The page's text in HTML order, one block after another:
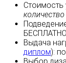
Стоимость
БЕСПЛАТНО
Выдача
диплом):